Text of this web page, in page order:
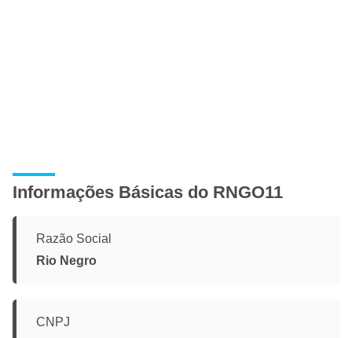
Informações Básicas do RNGO11
Razão Social
Rio Negro
CNPJ